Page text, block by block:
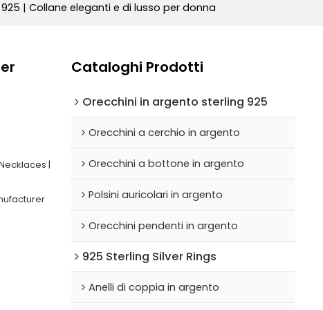
| Collane eleganti e di lusso per donna
|
Cataloghi Prodotti
Orecchini in argento sterling 925
Orecchini a cerchio in argento
Orecchini a bottone in argento
Polsini auricolari in argento
Orecchini pendenti in argento
925 Sterling Silver Rings
Anelli di coppia in argento